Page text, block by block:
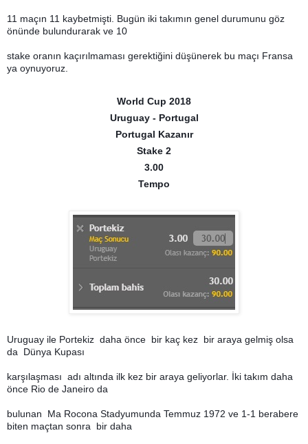
11 maçın 11 kaybetmişti. Bugün iki takımın genel durumunu göz
önünde bulundurarak ve 10
stake oranın kaçırılmaması gerektiğini düşünerek bu maçı Fransa
ya oynuyoruz.
World Cup 2018
Uruguay - Portugal
Portugal Kazanır
Stake 2
3.00
Tempo
Uruguay ile Portekiz daha önce bir kaç kez bir araya gelmiş olsa
da Dünya Kupası
karşılaşması adı altında ilk kez bir araya geliyorlar. İki takım daha
önce Rio de Janeiro da
bulunan Ma Rocona Stadyumunda Temmuz 1972 ve 1-1 berabere
biten maçtan sonra bir daha